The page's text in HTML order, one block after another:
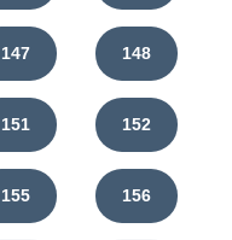
147 148
151 152
155 156